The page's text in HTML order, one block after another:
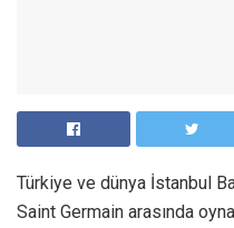
Türkiye ve dünya İstanbul
Saint Germain arasında